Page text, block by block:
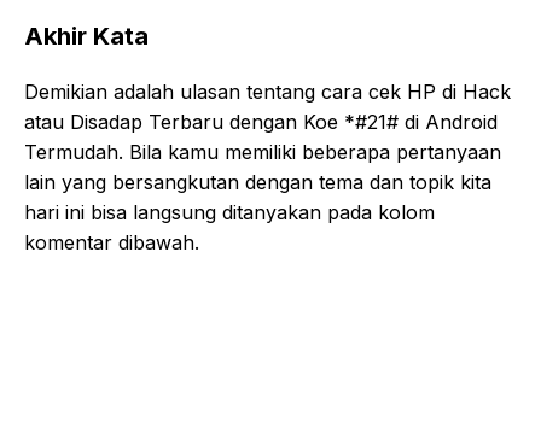
Akhir Kata
Demikian adalah ulasan tentang cara cek HP di Hack
atau Disadap Terbaru dengan Koe *#21# di Android
Termudah. Bila kamu memiliki beberapa pertanyaan
lain yang bersangkutan dengan tema dan topik kita
hari ini bisa langsung ditanyakan pada kolom
komentar dibawah.